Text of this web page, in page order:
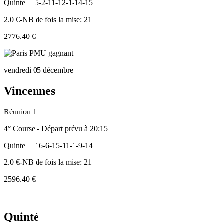
Quinte
5-2-11-12-1-14-15
2.0 €-NB de fois la mise: 21
2776.40 €
vendredi 05 décembre
Vincennes
Réunion 1
4° Course - Départ prévu à 20:15
Quinte
16-6-15-11-1-9-14
2.0 €-NB de fois la mise: 21
2596.40 €
Quinté